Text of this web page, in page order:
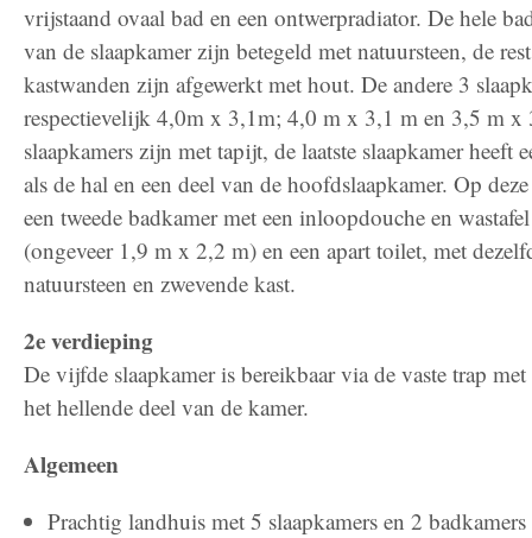
vrijstaand ovaal bad en een ontwerpradiator. De hele
van de slaapkamer zijn betegeld met natuursteen, de
kastwanden zijn afgewerkt met hout. De andere 3
respectievelijk 4,0m x 3,1m; 4,0 m x 3,1 m en 3,5 m x
slaapkamers zijn met tapijt, de laatste slaapkamer heeft
als de hal en een deel van de hoofdslaapkamer. Op
een tweede badkamer met een inloopdouche en
(ongeveer 1,9 m x 2,2 m) en een apart toilet, met
natuursteen en zwevende kast.
2e verdieping
De vijfde slaapkamer is bereikbaar via de vaste trap
het hellende deel van de kamer.
Algemeen
Prachtig landhuis met 5 slaapkamers en 2 badkamers